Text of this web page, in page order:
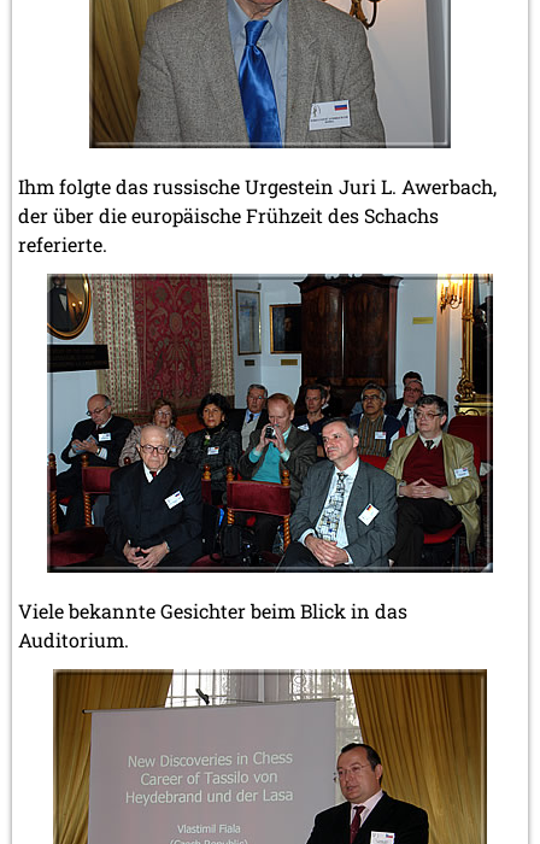
Ihm folgte das russische Urgestein Juri L. Awerbach,
der über die europäische Frühzeit des Schachs
referierte.
Viele bekannte Gesichter beim Blick in das
Auditorium.